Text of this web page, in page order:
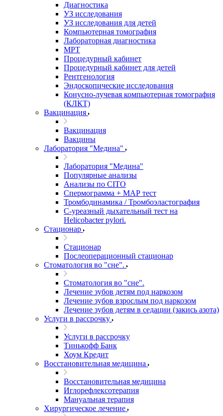
Диагностика
УЗ исследования
УЗ исследования для детей
Компьютерная томография
Лабораторная диагностика
МРТ
Процедурный кабинет
Процедурный кабинет для детей
Рентгенология
Эндоскопические исследования
Конусно-лучевая компьютерная томография
(КЛКТ)
Вакцинация
Вакцинация
Вакцины
Лаборатория "Медина"
Лаборатория "Медина"
Популярные анализы
Анализы по CITO
Спермограмма + МАР тест
Тромбодинамика / Тромбоэластография
С-уреазный дыхательный тест на
Helicobacter pylori.
Стационар
Стационар
Послеоперационный стационар
Стоматология во "сне".
Стоматология во "сне".
Лечение зубов детям под наркозом
Лечение зубов взрослым под наркозом
Лечение зубов детям в седации (закись азота)
Услуги в рассрочку
Услуги в рассрочку
Тинькофф Банк
Хоум Кредит
Восстановительная медицина
Восстановительная медицина
Иглорефлексотерапия
Мануальная терапия
Хирургическое лечение